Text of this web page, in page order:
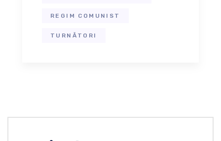
REGIM COMUNIST
TURNĂTORI